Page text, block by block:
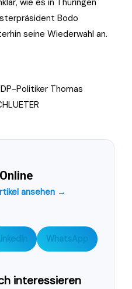
wie es in Thüringen
Bodo
seine Wiederwahl an.
Politiker Thomas
ansehen →
WhatsApp
interessieren